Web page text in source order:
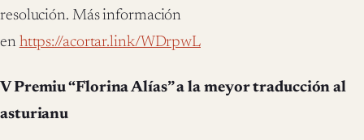
resolución. Más información
en https://acortar.link/WDrpwL
V Premiu “Florina Alías” a la meyor traducción al
asturianu